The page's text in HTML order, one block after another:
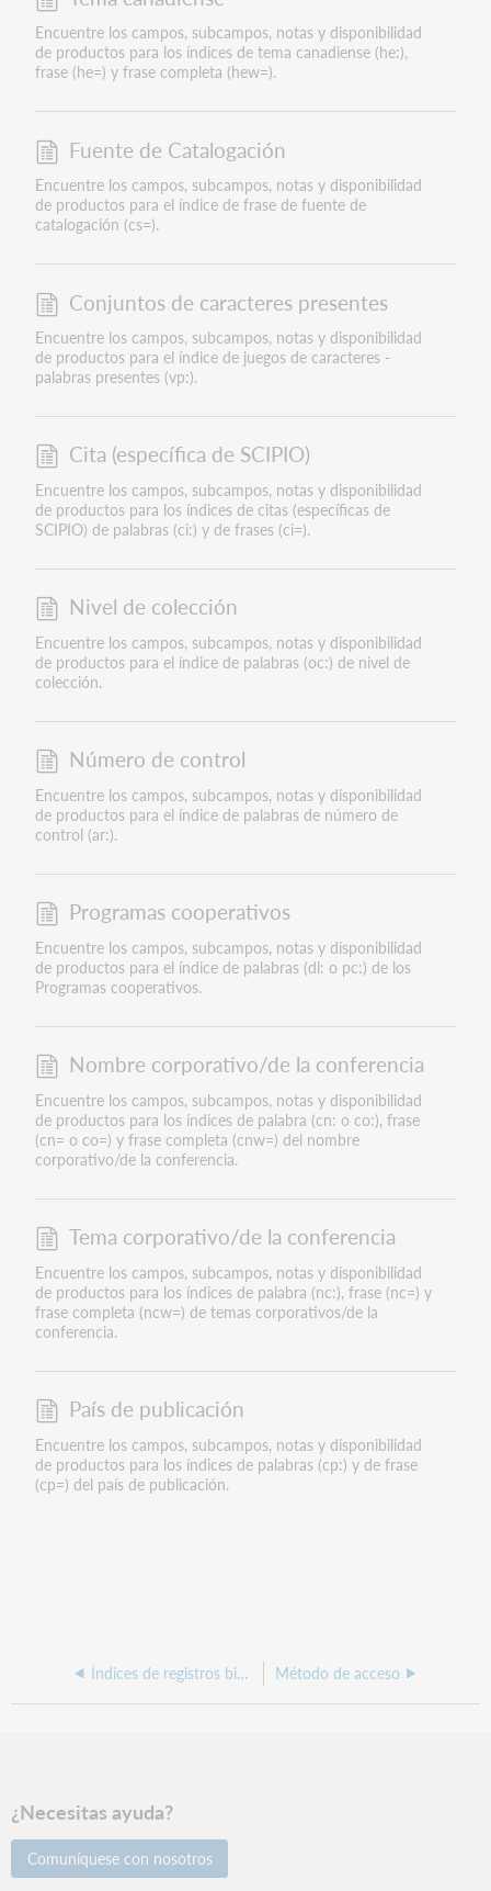
Encuentre los campos, subcampos, notas y disponibilidad
de productos para los índices de tema canadiense (he:),
frase (he=) y frase completa (hew=).
Fuente de Catalogación
Encuentre los campos, subcampos, notas y disponibilidad
de productos para el índice de frase de fuente de
catalogación (cs=).
Conjuntos de caracteres presentes
Encuentre los campos, subcampos, notas y disponibilidad
de productos para el índice de juegos de caracteres -
palabras presentes (vp:).
Cita (específica de SCIPIO)
Encuentre los campos, subcampos, notas y disponibilidad
de productos para los índices de citas (específicas de
SCIPIO) de palabras (ci:) y de frases (ci=).
Nivel de colección
Encuentre los campos, subcampos, notas y disponibilidad
de productos para el índice de palabras (oc:) de nivel de
colección.
Número de control
Encuentre los campos, subcampos, notas y disponibilidad
de productos para el índice de palabras de número de
control (ar:).
Programas cooperativos
Encuentre los campos, subcampos, notas y disponibilidad
de productos para el índice de palabras (dl: o pc:) de los
Programas cooperativos.
Nombre corporativo/de la conferencia
Encuentre los campos, subcampos, notas y disponibilidad
de productos para los índices de palabra (cn: o co:), frase
(cn= o co=) y frase completa (cnw=) del nombre
corporativo/de la conferencia.
Tema corporativo/de la conferencia
Encuentre los campos, subcampos, notas y disponibilidad
de productos para los índices de palabra (nc:), frase (nc=) y
frase completa (ncw=) de temas corporativos/de la
conferencia.
País de publicación
Encuentre los campos, subcampos, notas y disponibilidad
de productos para los índices de palabras (cp:) y de frase
(cp=) del país de publicación.
Índices de registros bibliográficos por tipo de datos Método de acceso
¿Necesitas ayuda?
Comuníquese con nosotros